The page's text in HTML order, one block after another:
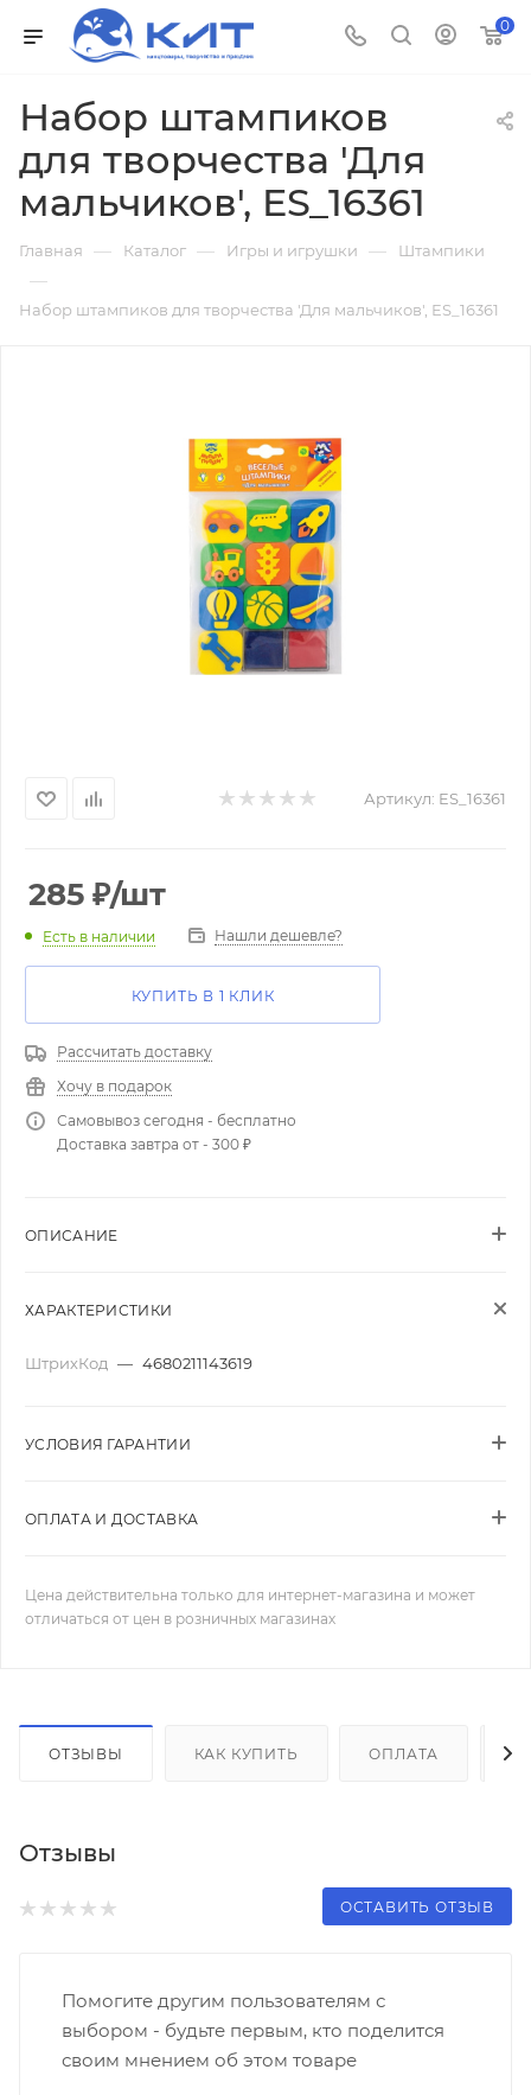
0
Набор штампиков
для творчества 'Для
мальчиков', ES_16361
Главная — Каталог — Игры и игрушки — Штампики
—
Набор штампиков для творчества 'Для мальчиков', ES_16361
Артикул: ES_16361
285 ₽/шт
Есть в наличии Нашли дешевле?
КУПИТЬ В 1 КЛИК
Рассчитать доставку
Хочу в подарок
Самовывоз сегодня - бесплатно
Доставка завтра от - 300 ₽
ОПИСАНИЕ
ХАРАКТЕРИСТИКИ
ШтрихКод — 4680211143619
УСЛОВИЯ ГАРАНТИИ
ОПЛАТА И ДОСТАВКА
Цена действительна только для интернет-магазина и может
отличаться от цен в розничных магазинах
ОТЗЫВЫ КАК КУПИТЬ ОПЛАТА
Отзывы
ОСТАВИТЬ ОТЗЫВ
Помогите другим пользователям с
выбором - будьте первым, кто поделится
своим мнением об этом товаре